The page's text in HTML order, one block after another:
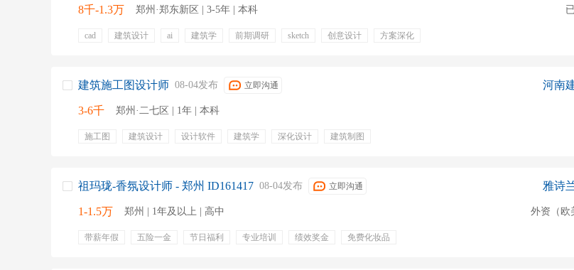
8千-1.3万 郑州·郑东新区 | 3-5年 | 本科
cad 建筑设计 ai 建筑学 前期调研 sketch 创意设计
方案深化
建筑施工图设计师 08-04发布 立即沟通
3-6千 郑州·二七区 | 1年 | 本科
施工图 建筑设计 设计软件 建筑学 深化设计
建筑制图
河南
祖玛珑-香氛设计师 - 郑州 ID161417 08-04发布 立即沟通
1-1.5万 郑州 | 1年及以上 | 高中
带薪年假 五险一金 节日福利 专业培训 绩效奖金
免费化妆品
雅诗
外资（欧